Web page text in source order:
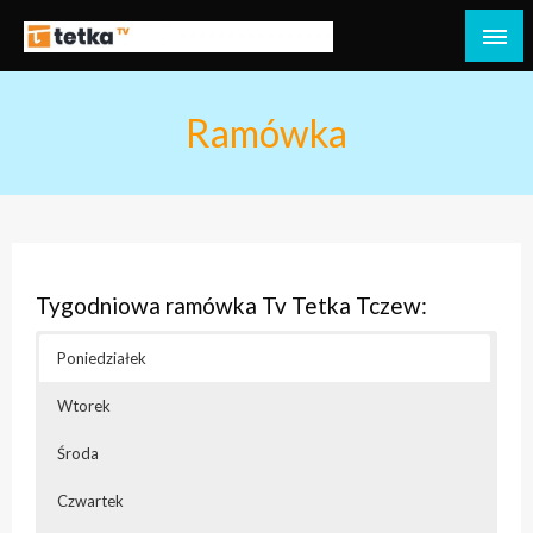
treściTv Tetka Tczew
Tetka Tczew – Twoja lokalna telewizja!
Ramówka
Tygodniowa ramówka Tv Tetka Tczew:
Poniedziałek
Wtorek
Środa
Czwartek